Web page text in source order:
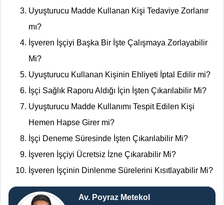
Uyuşturucu Madde Kullanan Kişi Tedaviye Zorlanır
mı?
İşveren İşçiyi Başka Bir İşte Çalışmaya Zorlayabilir
Mi?
Uyuşturucu Kullanan Kişinin Ehliyeti İptal Edilir mi?
İşçi Sağlık Raporu Aldığı İçin İşten Çıkarılabilir Mi?
Uyuşturucu Madde Kullanımı Tespit Edilen Kişi
Hemen Hapse Girer mi?
İşçi Deneme Süresinde İşten Çıkarılabilir Mi?
İşveren İşçiyi Ücretsiz İzne Çıkarabilir Mi?
İşveren İşçinin Dinlenme Sürelerini Kısıtlayabilir Mi?
Av. Poyraz Metekol